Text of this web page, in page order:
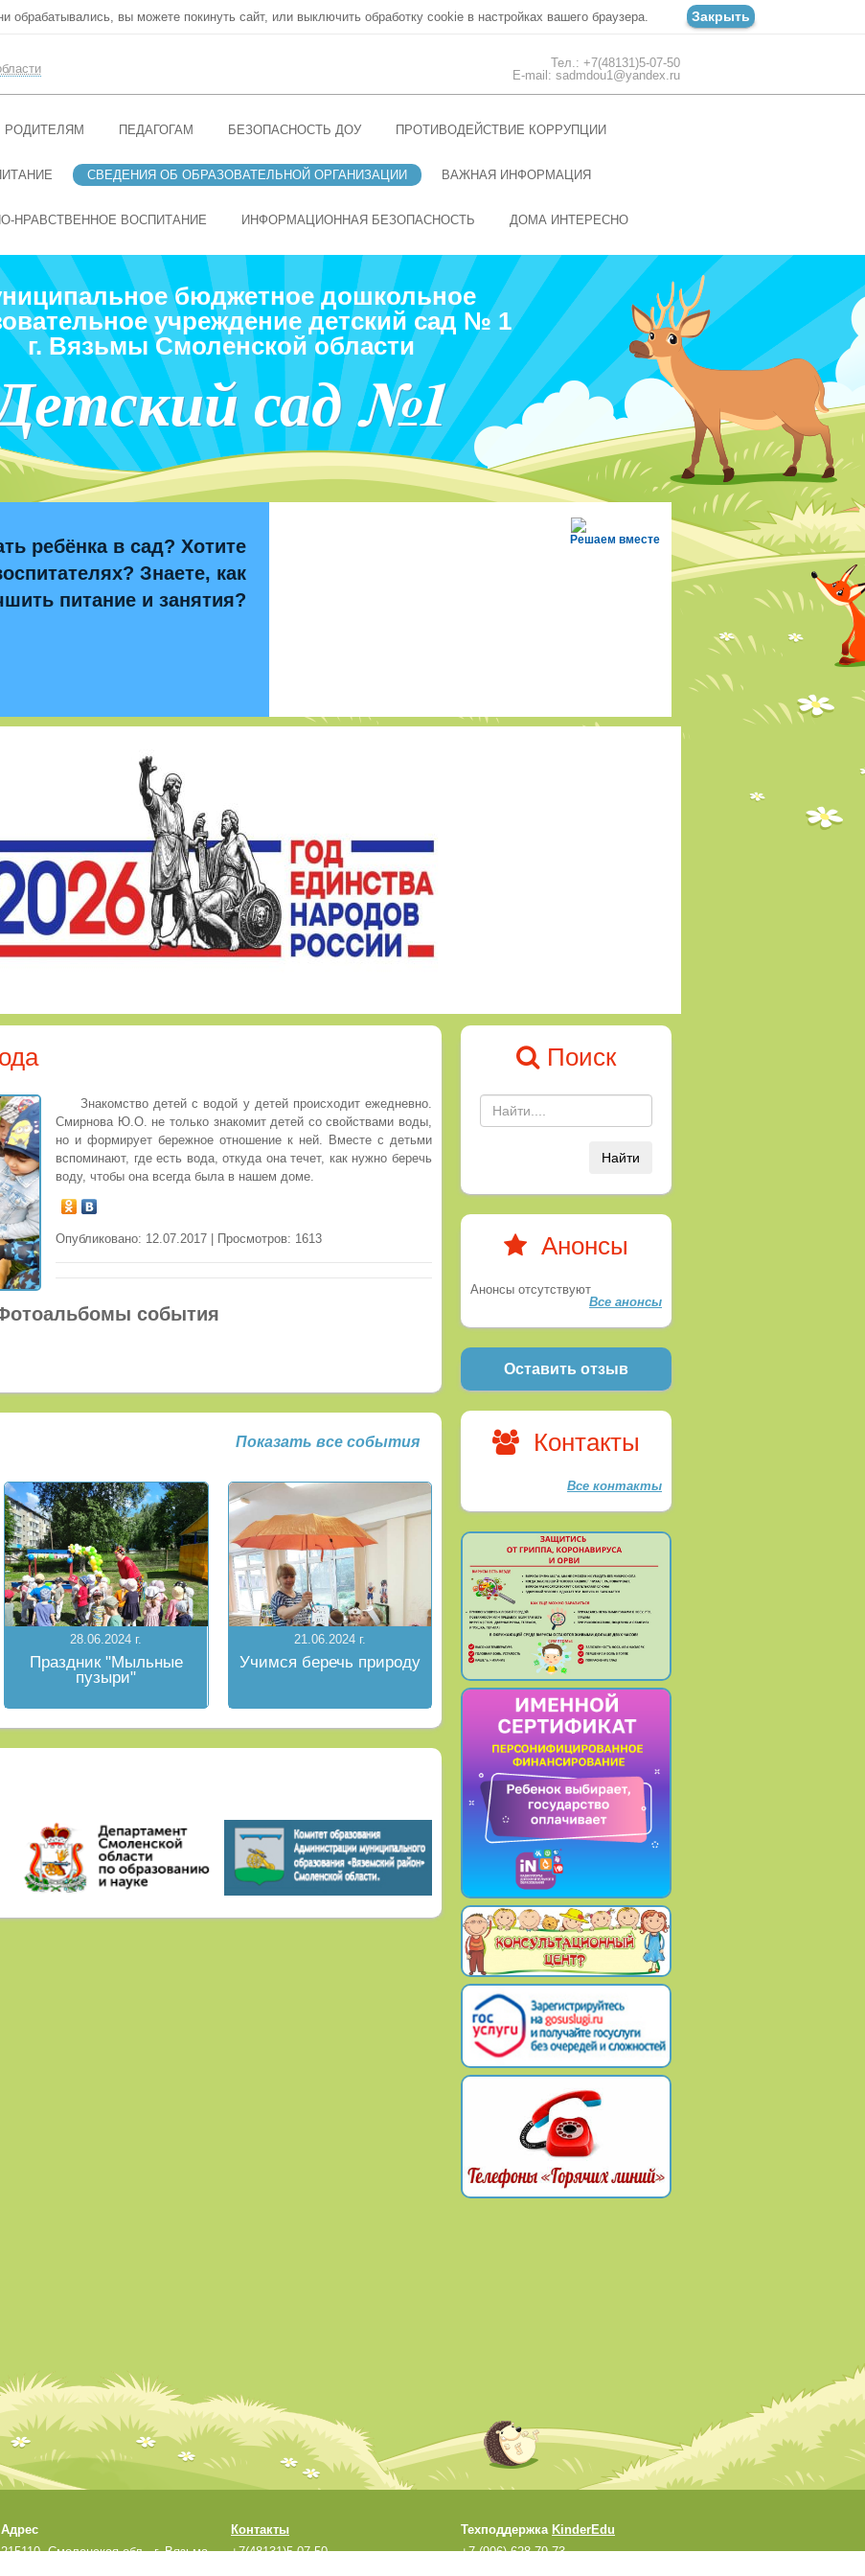
обрабатывались, вы можете покинуть сайт, или выключить обработку cookie в настройках вашего браузера. Закрыть
Тел.: +7(48131)5-07-50
E-mail: sadmdou1@yandex.ru
РОДИТЕЛЯМ ПЕДАГОГАМ БЕЗОПАСНОСТЬ ДОУ ПРОТИВОДЕЙСТВИЕ КОРРУПЦИИ
СВЕДЕНИЯ ОБ ОБРАЗОВАТЕЛЬНОЙ ОРГАНИЗАЦИИ ВАЖНАЯ ИНФОРМАЦИЯ
НРАВСТВЕННОЕ ВОСПИТАНИЕ ИНФОРМАЦИОННАЯ БЕЗОПАСНОСТЬ ДОМА ИНТЕРЕСНО
бюджетное дошкольное
учреждение детский сад № 1
г. Вязьмы Смоленской области
сад №1
Решаем вместе
ребёнка в сад? Хотите
Знаете, как
питание и занятия?
Знакомство детей с водой у детей происходит ежедневно.
Смирнова Ю.О. не только знакомит детей со свойствами воды,
но и формирует бережное отношение к ней. Вместе с детьми
вспоминают, где есть вода, откуда она течет, как нужно беречь
воду, чтобы она всегда была в нашем доме.
Опубликовано: 12.07.2017 | Просмотров: 1613
события
Показать все события
28.06.2024 г.
Праздник "Мыльные
пузыри"
21.06.2024 г.
Учимся беречь природу
Поиск
Найти
Анонсы
Анонсы отсутствуют
Все анонсы
Оставить отзыв
Контакты
Все контакты
Адрес
215110, Смоленская обл., г. Вязьма,
Контакты
+7(48131)5-07-50
Техподдержка KinderEdu
+7 (996) 628-79-73